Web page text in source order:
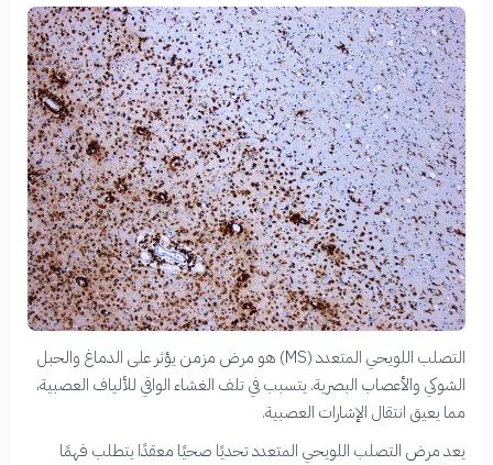
التصلب اللويحي المتعدد (MS) هو مرض مزمن يؤثر على الدماغ والحبل
الشوكي والأعصاب البصرية. يتسبب في تلف الغشاء الواقي للألياف العصبية،
مما يعيق انتقال الإشارات العصبية.
يعد مرض التصلب اللويحي المتعدد تحديًا صحيًا معقدًا يتطلب فهمًا